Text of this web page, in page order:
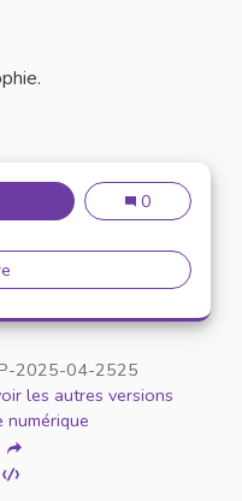
: INSTAURER UN COURS
N°35 :
0
N°35 : Instaurer un cours
2025-04-2525
les autres versions
numérique